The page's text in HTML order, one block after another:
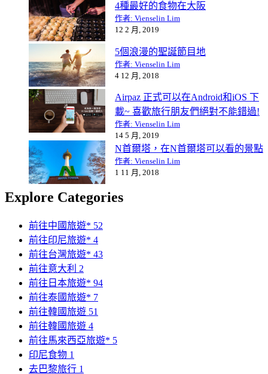
4種最好的食物在大阪
作者: Vienselin Lim
12 2 月, 2019
5個浪漫的聖誕節目地
作者: Vienselin Lim
4 12 月, 2018
Airpaz 正式可以在Android和iOS 下
載~ 喜歡旅行朋友們絕對不能錯過!
作者: Vienselin Lim
14 5 月, 2019
N首爾塔，在N首爾塔可以看的景點
作者: Vienselin Lim
1 11 月, 2018
Explore Categories
前往中國旅遊* 52
前往印尼旅遊* 4
前往台灣旅遊* 43
前往意大利 2
前往日本旅遊* 94
前往泰國旅遊* 7
前往韓國旅遊 51
前往韓國旅遊 4
前往馬來西亞旅遊* 5
印尼食物 1
去巴黎旅行 1